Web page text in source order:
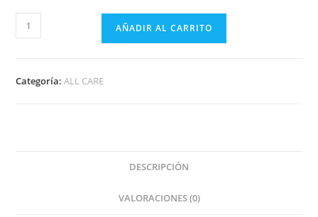
AÑADIR AL CARRITO
Categoría:ALL CARE
DESCRIPCIÓN
VALORACIONES (0)